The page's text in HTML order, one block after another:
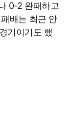
0-2 완패하고
배는 최근 안
기이기도 했